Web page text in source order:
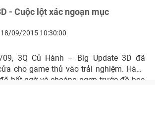
- Cuộc lột xác ngoạn mục
18/09/2015 10:30:00
09, 3Q Củ Hành – Big Update 3D đã
cho game thủ vào trải nghiệm. Hàng
bất ngờ và choáng ngợp trước đồ họa